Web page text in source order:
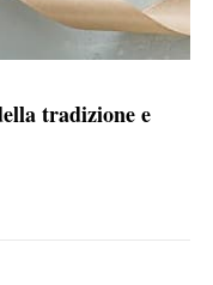
tradizione e